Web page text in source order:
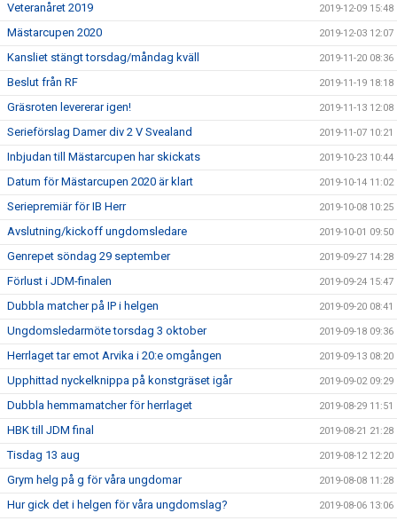
Veteranåret 2019 2019-12-09 15:48
Mästarcupen 2020 2019-12-03 12:07
Kansliet stängt torsdag/måndag kväll 2019-11-20 08:36
Beslut från RF 2019-11-19 18:18
Gräsroten levererar igen! 2019-11-13 12:08
Serieförslag Damer div 2 V Svealand 2019-11-07 10:21
Inbjudan till Mästarcupen har skickats 2019-10-23 10:44
Datum för Mästarcupen 2020 är klart 2019-10-14 11:02
Seriepremiär för IB Herr 2019-10-08 10:25
Avslutning/kickoff ungdomsledare 2019-10-01 09:50
Genrepet söndag 29 september 2019-09-27 14:28
Förlust i JDM-finalen 2019-09-24 15:47
Dubbla matcher på IP i helgen 2019-09-20 08:41
Ungdomsledarmöte torsdag 3 oktober 2019-09-18 09:36
Herrlaget tar emot Arvika i 20:e omgången 2019-09-13 08:20
Upphittad nyckelknippa på konstgräset igår 2019-09-02 09:29
Dubbla hemmamatcher för herrlaget 2019-08-29 11:51
HBK till JDM final 2019-08-21 21:28
Tisdag 13 aug 2019-08-12 12:20
Grym helg på g för våra ungdomar 2019-08-08 11:28
Hur gick det i helgen för våra ungdomslag? 2019-08-06 13:06